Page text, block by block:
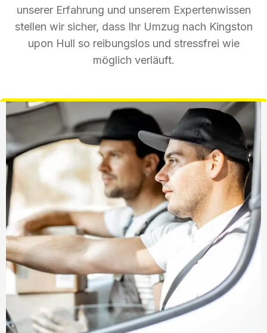
unserer Erfahrung und unserem Expertenwissen
stellen wir sicher, dass Ihr Umzug nach Kingston
upon Hull so reibungslos und stressfrei wie
möglich verläuft.